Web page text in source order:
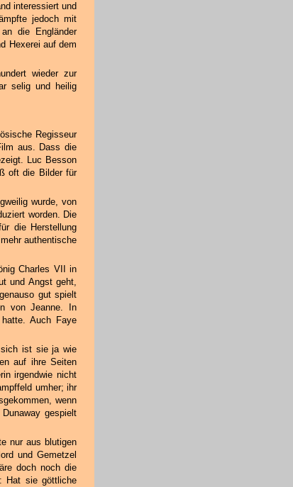
interessiert und
jedoch mit
die Engländer
Hexerei auf dem
wieder zur
selig und heilig
Regisseur
aus. Dass die
Luc Besson
oft die Bilder für
wurde, von
worden. Die
die Herstellung
authentische
Charles VII in
und Angst geht,
gut spielt
von Jeanne. In
Auch Faye
ist sie ja wie
auf ihre Seiten
irgendwie nicht
umher; ihr
wenn
gespielt
nur aus blutigen
und Gemetzel
doch noch die
Hat sie göttliche